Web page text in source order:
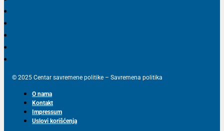
© 2025 Centar savremene politike – Savremena politika
O nama
Kontakt
Impressum
Uslovi korišćenja